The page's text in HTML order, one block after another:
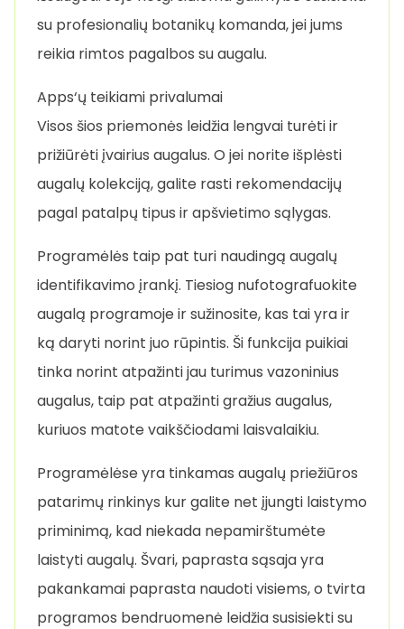
su profesionalių botanikų komanda, jei jums
reikia rimtos pagalbos su augalu.
Apps‘ų teikiami privalumai
Visos šios priemonės leidžia lengvai turėti ir
prižiūrėti įvairius augalus. O jei norite išplėsti
augalų kolekciją, galite rasti rekomendacijų
pagal patalpų tipus ir apšvietimo sąlygas.
Programėlės taip pat turi naudingą augalų
identifikavimo įrankį. Tiesiog nufotografuokite
augalą programoje ir sužinosite, kas tai yra ir
ką daryti norint juo rūpintis. Ši funkcija puikiai
tinka norint atpažinti jau turimus vazoninius
augalus, taip pat atpažinti gražius augalus,
kuriuos matote vaikščiodami laisvalaikiu.
Programėlėse yra tinkamas augalų priežiūros
patarimų rinkinys kur galite net įjungti laistymo
priminimą, kad niekada nepamirštumėte
laistyti augalų. Švari, paprasta sąsaja yra
pakankamai paprasta naudoti visiems, o tvirta
programos bendruomenė leidžia susisiekti su